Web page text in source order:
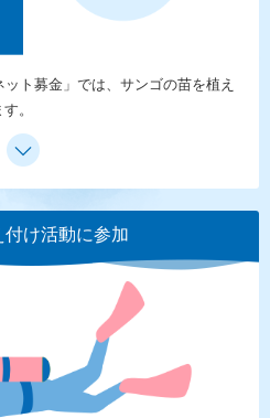
ット募金」では、サンゴの苗を植え
。
付け活動に参加